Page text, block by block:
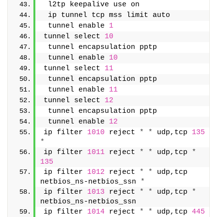
l2tp keepalive use on
ip tunnel tcp mss limit auto
tunnel enable 1
tunnel select 10
tunnel encapsulation pptp
tunnel enable 10
tunnel select 11
tunnel encapsulation pptp
tunnel enable 11
tunnel select 12
tunnel encapsulation pptp
tunnel enable 12
ip filter 1010 reject * * udp,tcp 135
*
ip filter 1011 reject * * udp,tcp
*
135
ip filter 1012 reject * *
udp,tcp
netbios_ns-netbios_ssn
*
ip filter 1013 reject * * udp,tcp
*
netbios_ns-netbios_ssn
ip filter 1014 reject * * udp,tcp 445